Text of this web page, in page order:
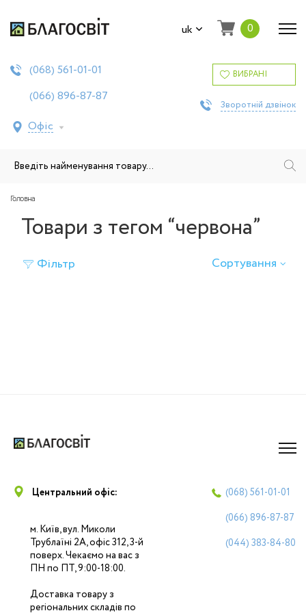
uk 0
(068) 561-01-01
(066) 896-87-87
Офіс
ВИБРАНІ
Зворотній дзвінок
Головна
Товари з тегом “червона”
Фільтр Сортування
Центральний офіс:
м. Київ, вул. Миколи
Трублаїні 2А, офіс 312, 3-й
поверх. Чекаємо на вас з
ПН по ПТ, 9:00-18:00.
Доставка товару з
регіональних складів по
(068) 561-01-01
(066) 896-87-87
(044) 383-84-80